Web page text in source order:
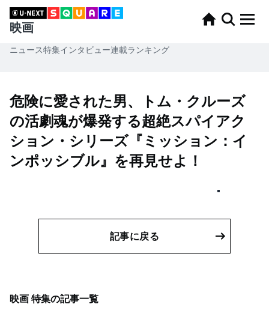
映画
ニュース特集インタビュー連載ランキング
危険に愛された男、トム・クルーズ
の活劇魂が爆発する超絶スパイアク
ション・シリーズ『ミッション：イ
ンポッシブル』を再見せよ！
記事に戻る
映画 特集の記事一覧